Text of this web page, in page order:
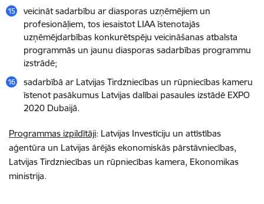
veicināt sadarbību ar diasporas uzņēmējiem un
profesionāļiem, tos iesaistot LIAA īstenotajās
uzņēmējdarbības konkurētspēju veicināšanas atbalsta
programmās un jaunu diasporas sadarbības programmu
izstrādē;
sadarbībā ar Latvijas Tirdzniecības un rūpniecības kameru
īstenot pasākumus Latvijas dalībai pasaules izstādē EXPO
2020 Dubaijā.
Programmas izpildītāji: Latvijas Investīciju un attīstības
aģentūra un Latvijas ārējās ekonomiskās pārstāvniecības,
Latvijas Tirdzniecības un rūpniecības kamera, Ekonomikas
ministrija.